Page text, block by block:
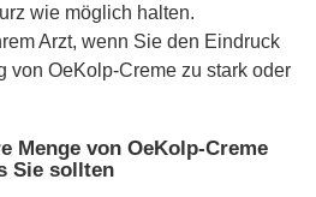
wie möglich halten.
Arzt, wenn Sie den Eindruck
von OeKolp-Creme zu stark oder
Menge von OeKolp-Creme
Sie sollten